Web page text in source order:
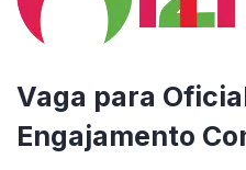
Vaga para
Engajamento